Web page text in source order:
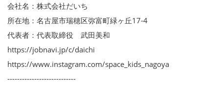
会社名：株式会社だいち
所在地：名古屋市瑞穂区弥富町緑ヶ丘17-4
代表者：代表取締役 武田美和
https://jobnavi.jp/c/daichi
https://www.instagram.com/space_kids_nagoya
----------------------------